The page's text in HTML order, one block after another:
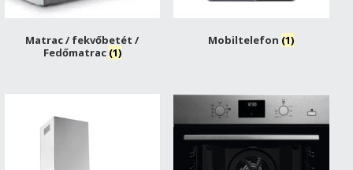
Matrac / fekvőbetét /
Fedőmatrac (1)
Mobiltelefon (1)